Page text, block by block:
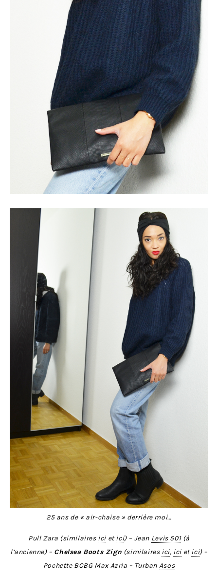
25 ans de « air-chaise » derrière moi…
Pull Zara (similaires ici etici) – Jean Levis 501(à
l’ancienne) – Chelsea Boots Zign (similaires ici, icietici) –
Pochette BCBG Max Azria – Turban Asos